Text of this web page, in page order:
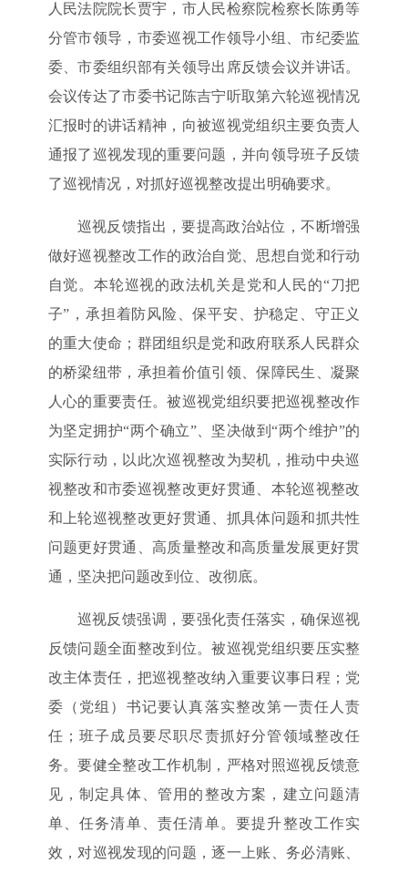
人民法院院长贾宇，市人民检察院检察长陈勇等
分管市领导，市委巡视工作领导小组、市纪委监
委、市委组织部有关领导出席反馈会议并讲话。
会议传达了市委书记陈吉宁听取第六轮巡视情况
汇报时的讲话精神，向被巡视党组织主要负责人
通报了巡视发现的重要问题，并向领导班子反馈
了巡视情况，对抓好巡视整改提出明确要求。
巡视反馈指出，要提高政治站位，不断增强
做好巡视整改工作的政治自觉、思想自觉和行动
自觉。本轮巡视的政法机关是党和人民的“刀把
子”，承担着防风险、保平安、护稳定、守正义
的重大使命；群团组织是党和政府联系人民群众
的桥梁纽带，承担着价值引领、保障民生、凝聚
人心的重要责任。被巡视党组织要把巡视整改作
为坚定拥护“两个确立”、坚决做到“两个维护”的
实际行动，以此次巡视整改为契机，推动中央巡
视整改和市委巡视整改更好贯通、本轮巡视整改
和上轮巡视整改更好贯通、抓具体问题和抓共性
问题更好贯通、高质量整改和高质量发展更好贯
通，坚决把问题改到位、改彻底。
巡视反馈强调，要强化责任落实，确保巡视
反馈问题全面整改到位。被巡视党组织要压实整
改主体责任，把巡视整改纳入重要议事日程；党
委（党组）书记要认真落实整改第一责任人责
任；班子成员要尽职尽责抓好分管领域整改任
务。要健全整改工作机制，严格对照巡视反馈意
见，制定具体、管用的整改方案，建立问题清
单、任务清单、责任清单。要提升整改工作实
效，对巡视发现的问题，逐一上账、务必清账、